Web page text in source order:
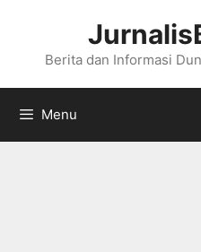
Berita dan Informasi
Menu